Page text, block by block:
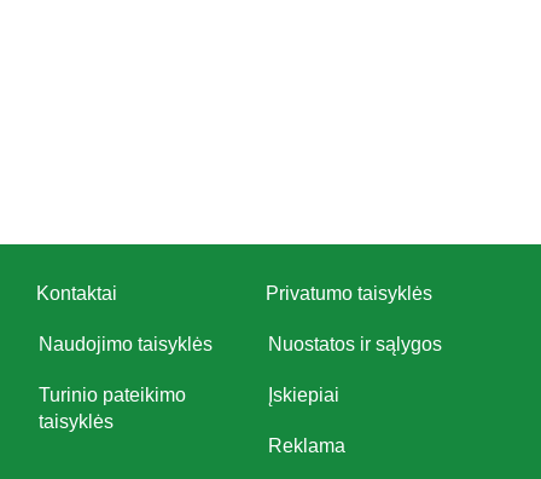
Kontaktai Privatumo taisyklės
Naudojimo taisyklės Nuostatos ir sąlygos
Turinio pateikimo
taisyklės
Įskiepiai
Reklama